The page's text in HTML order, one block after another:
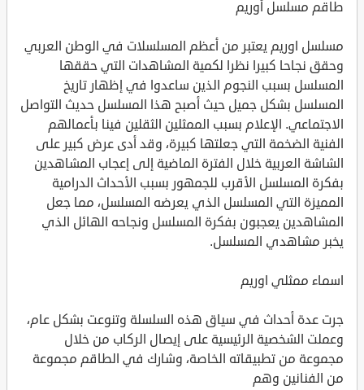
طاقم مسلسل أوريم
مسلسل اوريم يعتبر من أعظم المسلسلات في الوطن العربي
وحقق نجاحا كبيرا نظرا لكمية المشاهدات التي حققها
المسلسل بسبب النجوم الذين ساعدوا في إظهار تاريخ
المسلسل بشكل جميل حيث أصبح هذا المسلسل حديث التواصل
الاجتماعي. الإعلام بسبب الممثلين الثقلين فينا بأعمالهم
الفنية الضخمة التي جعلتها كبيرة، وقد أدى عرض كبير على
الشاشة العربية خلال الفترة الماضية إلى إعجاب المشاهدين
بفكرة المسلسل الأقرب للجمهور بسبب الأحداث الدرامية
المميزة التي المسلسل الذي يعرضه المسلسل، مما جعل
المشاهدين يعجبون بفكرة المسلسل ونجاحه الهائل الذي
يخبر مشاهدي المسلسل.
اسماء ممثلي اوريم
جرت عدة أحداث في سياق هذه السلسلة وتنوعت بشكل عام،
وعملت الشخصية الرئيسية على إيصال الركاب من خلال
مجموعة من تطبيقاته الخاصة، وشارك في الطاقم مجموعة
من الفنانين وهم